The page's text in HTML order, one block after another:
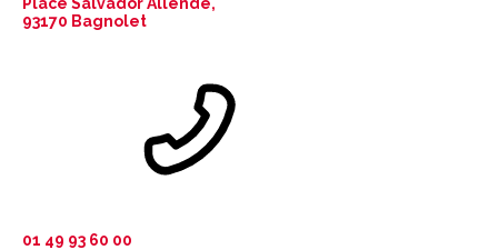
93170 Bagnolet
01 49 93 60 00